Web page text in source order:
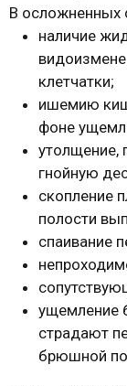
В осложненных
наличие
клетчатки;
ишемию
фоне
утолщение,
гнойную
скопление
полости
спаивание
ущемление
страдают
брюшной